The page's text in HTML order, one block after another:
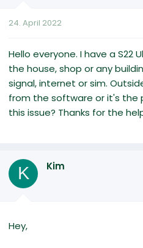
e
t
m
24. April 2022
Hello everyone. I have a S22
the house, shop or any
signal, internet or sim.
from the software or it's the
this issue? Thanks for the
K Kim
Hey,